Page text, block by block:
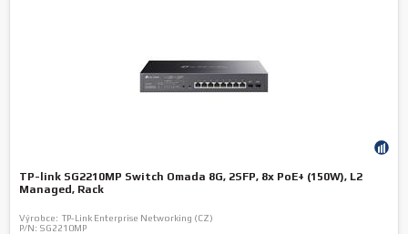
TP-link SG2210MP Switch Omada 8G, 2SFP, 8x PoE+ (150W), L2
Managed, Rack
Výrobce: TP-Link Enterprise Networking (CZ)
P/N: SG2210MP